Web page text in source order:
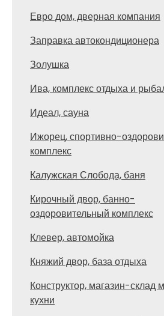
Евро дом, дверная компания
Заправка автокондиционера
Золушка
Ива, комплекс отдыха и
Идеал, сауна
Ижорец, спортивно-
комплекс
Калужская Слобода, баня
Кирочный двор, банно-
оздоровительный комплекс
Клевер, автомойка
Княжий двор, база отдыха
Конструктор, магазин-склад
кухни